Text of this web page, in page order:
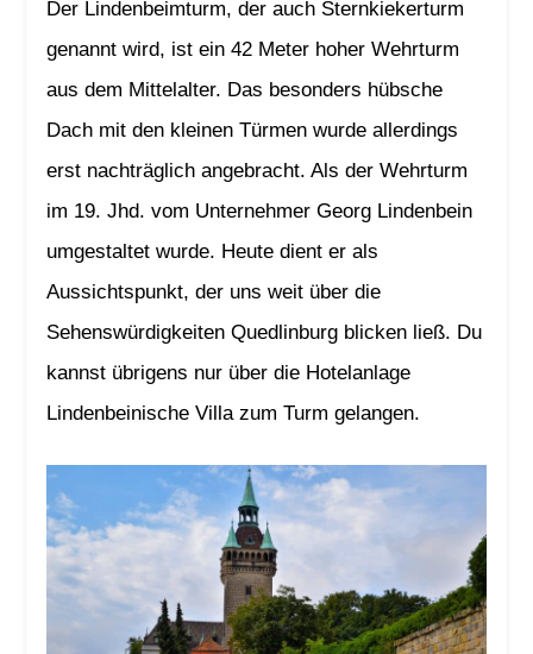
Der Lindenbeimturm, der auch Sternkiekerturm
genannt wird, ist ein 42 Meter hoher Wehrturm
aus dem Mittelalter. Das besonders hübsche
Dach mit den kleinen Türmen wurde allerdings
erst nachträglich angebracht. Als der Wehrturm
im 19. Jhd. vom Unternehmer Georg Lindenbein
umgestaltet wurde. Heute dient er als
Aussichtspunkt, der uns weit über die
Sehenswürdigkeiten Quedlinburg blicken ließ. Du
kannst übrigens nur über die Hotelanlage
Lindenbeinische Villa zum Turm gelangen.